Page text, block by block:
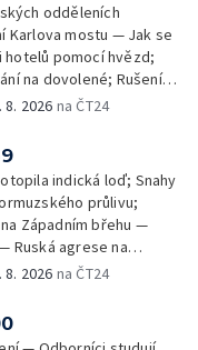
odděleních
Karlova mostu — Jak se
pomocí hvězd;
na dovolené; Rušení
živlům; Práva
Platby a výběry na
— Těžba léčivé rašeliny
8. 2026 na ČT24
indická loď; Snahy
průlivu;
Západním břehu —
Ruská agrese na
na lidské orgány — Při
dočasně došla
běhu v Česku
8. 2026 na ČT24